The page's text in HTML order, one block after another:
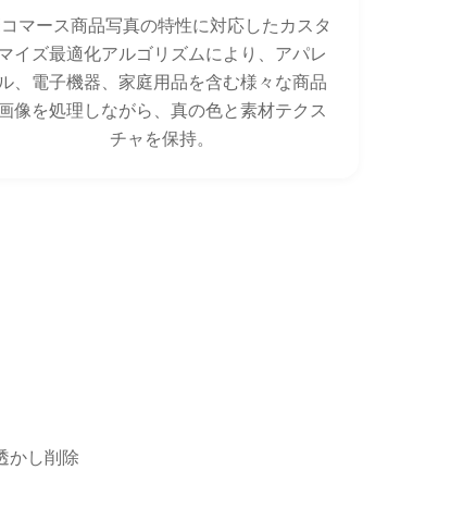
マース商品写真の特性に対応したカスタ
イズ最適化アルゴリズムにより、アパレ
、電子機器、家庭用品を含む様々な商品
像を処理しながら、真の色と素材テクス
チャを保持。
かし削除